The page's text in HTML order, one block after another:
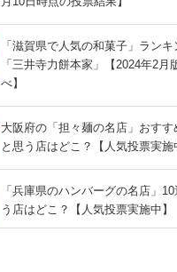
「滋賀県で人気の和菓子」ラン
「三井寺力餅本家」【2024年2
べ】
大阪府の「担々麺の名店」おす
と思う店はどこ？【人気投票実施
「兵庫県のハンバーグの名店」
う店はどこ？【人気投票実施中】